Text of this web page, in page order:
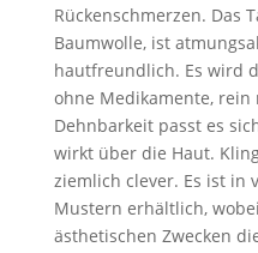
Rückenschmerzen. Das
Baumwolle, ist
hautfreundlich. Es wird
ohne Medikamente, rein
Dehnbarkeit passt es
wirkt über die Haut.
ziemlich clever. Es ist in
Mustern erhältlich,
ästhetischen Zwecken